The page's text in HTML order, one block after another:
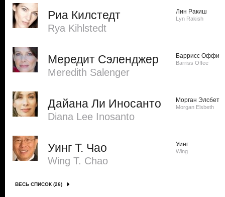
Риа Килстедт
Rya Kihlstedt
Лин Ракиш
Lyn Rakish
Мередит Сэленджер
Meredith Salenger
Баррисс Оффи
Barriss Offee
Дайана Ли Иносанто
Diana Lee Inosanto
Морган Элсбет
Morgan Elsbeth
Уинг Т. Чао
Wing T. Chao
Уинг
Wing
ВЕСЬ СПИСОК (26)